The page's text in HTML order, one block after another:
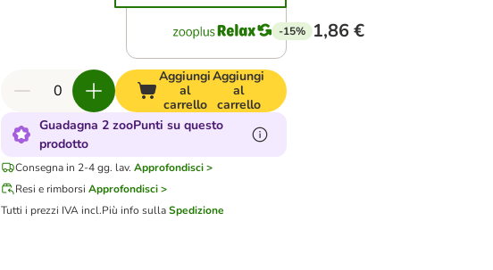
-15% 1,86 €
Aggiungi
al
carrello
Aggiungi
al
carrello
Guadagna 2 zooPunti su questo
prodotto
Consegna in 2-4 gg. lav. Approfondisci >
Resi e rimborsi Approfondisci >
Tutti i prezzi IVA incl.Più info sullaSpedizione